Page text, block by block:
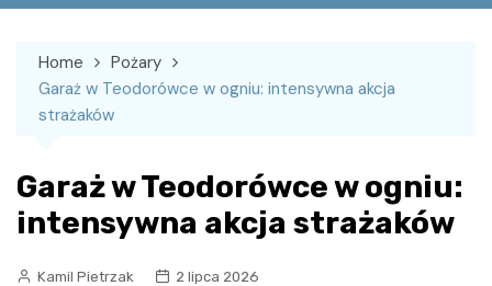
Home
Pożary
Garaż w Teodorówce w ogniu: intensywna akcja
strażaków
Garaż w Teodorówce w ogniu:
intensywna akcja strażaków
Kamil Pietrzak
2 lipca 2026